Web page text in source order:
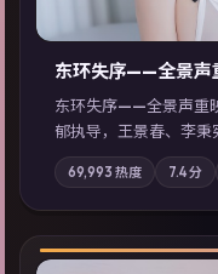
东环失序——全景声
东环失序——全景声重
郁执导，王景春、李秉
事主轴，科技与人性
强化地域气质；站内亦
看」延展检索同类型
69,993 热度 7.4分